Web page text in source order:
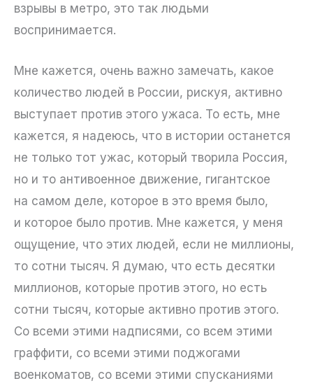
взрывы в метро, это так людьми
воспринимается.
Мне кажется, очень важно замечать, какое
количество людей в России, рискуя, активно
выступает против этого ужаса. То есть, мне
кажется, я надеюсь, что в истории останется
не только тот ужас, который творила Россия,
но и то антивоенное движение, гигантское
на самом деле, которое в это время было,
и которое было против. Мне кажется, у меня
ощущение, что этих людей, если не миллионы,
то сотни тысяч. Я думаю, что есть десятки
миллионов, которые против этого, но есть
сотни тысяч, которые активно против этого.
Со всеми этими надписями, со всем этими
граффити, со всеми этими поджогами
военкоматов, со всеми этими спусканиями